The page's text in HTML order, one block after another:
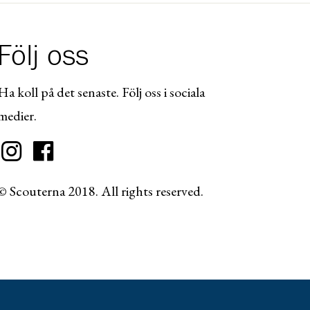
Följ oss
koll på det senaste. Följ oss i sociala
Scouterna 2018. All rights reserved.